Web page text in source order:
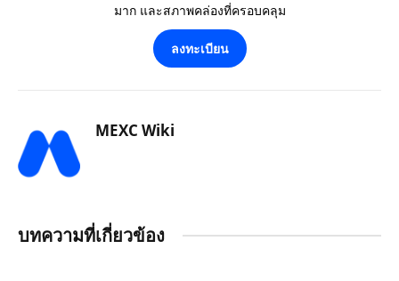
มาก และสภาพคล่องที่ครอบคลุม
ลงทะเบียน
MEXC Wiki
บทความที่เกี่ยวข้อง